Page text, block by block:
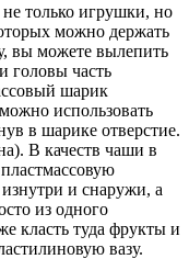
только игрушки, но
можно держать
вы можете вылепить
головы часть
шарик
использовать
в шарике отверстие.
В качеств чаши в
и снаружи, а
из одного
класть туда фрукты и
вазу.